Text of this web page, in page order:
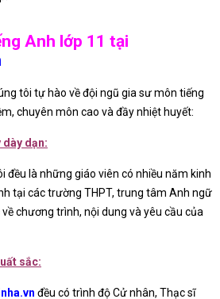
Anh lớp 11 tại
tôi tự hào về đội ngũ gia sư môn tiếng
chuyên môn cao và đầy nhiệt huyết:
dạn:
đều là những giáo viên có nhiều năm kinh
tại các trường THPT, trung tâm Anh ngữ
chương trình, nội dung và yêu cầu của
sắc:
đều có trình độ Cử nhân, Thạc sĩ